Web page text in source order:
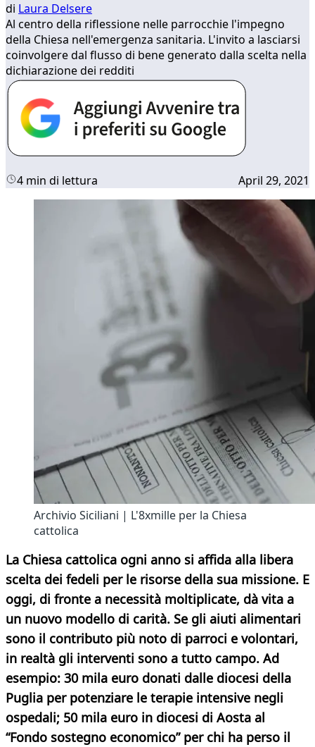
di Laura Delsere
Al centro della riflessione nelle parrocchie l'impegno
della Chiesa nell'emergenza sanitaria. L'invito a lasciarsi
coinvolgere dal flusso di bene generato dalla scelta nella
dichiarazione dei redditi
4 min di lettura April 29, 2021
Archivio Siciliani | L'8xmille per la Chiesa
cattolica
La Chiesa cattolica ogni anno si affida alla libera
scelta dei fedeli per le risorse della sua missione. E
oggi, di fronte a necessità moltiplicate, dà vita a
un nuovo modello di carità. Se gli aiuti alimentari
sono il contributo più noto di parroci e volontari,
in realtà gli interventi sono a tutto campo. Ad
esempio: 30 mila euro donati dalle diocesi della
Puglia per potenziare le terapie intensive negli
ospedali; 50 mila euro in diocesi di Aosta al
“Fondo sostegno economico” per chi ha perso il